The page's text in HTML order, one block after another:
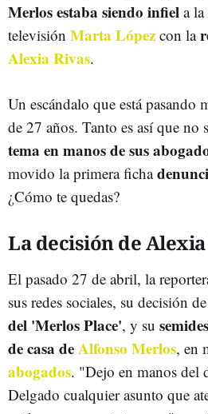
Merlos estaba siendo infiel a
televisión Marta López con la
Alexia Rivas.
Un escándalo que está pasando
de 27 años. Tanto es así que no
tema en manos de sus
movido la primera ficha
¿Cómo te quedas?
La decisión de
El pasado 27 de abril, la
sus redes sociales, su decisión
del 'Merlos Place', y su
de casa deAlfonso Merlos, en
abogados. "Dejo en manos del
Delgado cualquier asunto que